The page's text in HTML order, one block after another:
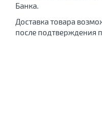
Банка.
Доставка товара
после подтверждения